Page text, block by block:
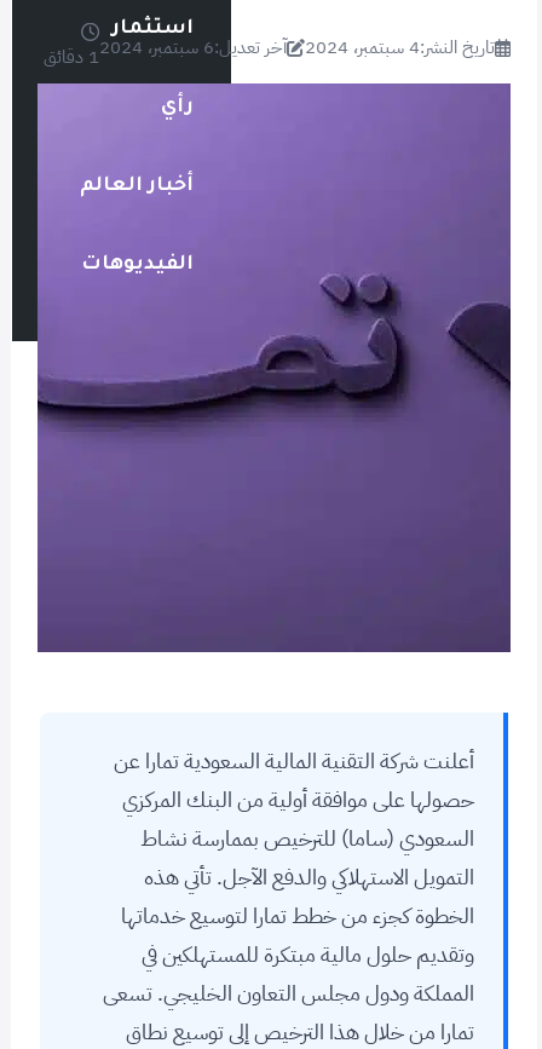
استثمار
رأي
أخبار العالم
الفيديوهات
تاريخ النشر:4 سبتمبر، 2024 آخر تعديل:6 سبتمبر، 2024 1 دقائق
أعلنت شركة التقنية المالية السعودية تمارا عن
حصولها على موافقة أولية من البنك المركزي
السعودي (ساما) للترخيص بممارسة نشاط
التمويل الاستهلاكي والدفع الآجل. تأتي هذه
الخطوة كجزء من خطط تمارا لتوسيع خدماتها
وتقديم حلول مالية مبتكرة للمستهلكين في
المملكة ودول مجلس التعاون الخليجي. تسعى
تمارا من خلال هذا الترخيص إلى توسيع نطاق